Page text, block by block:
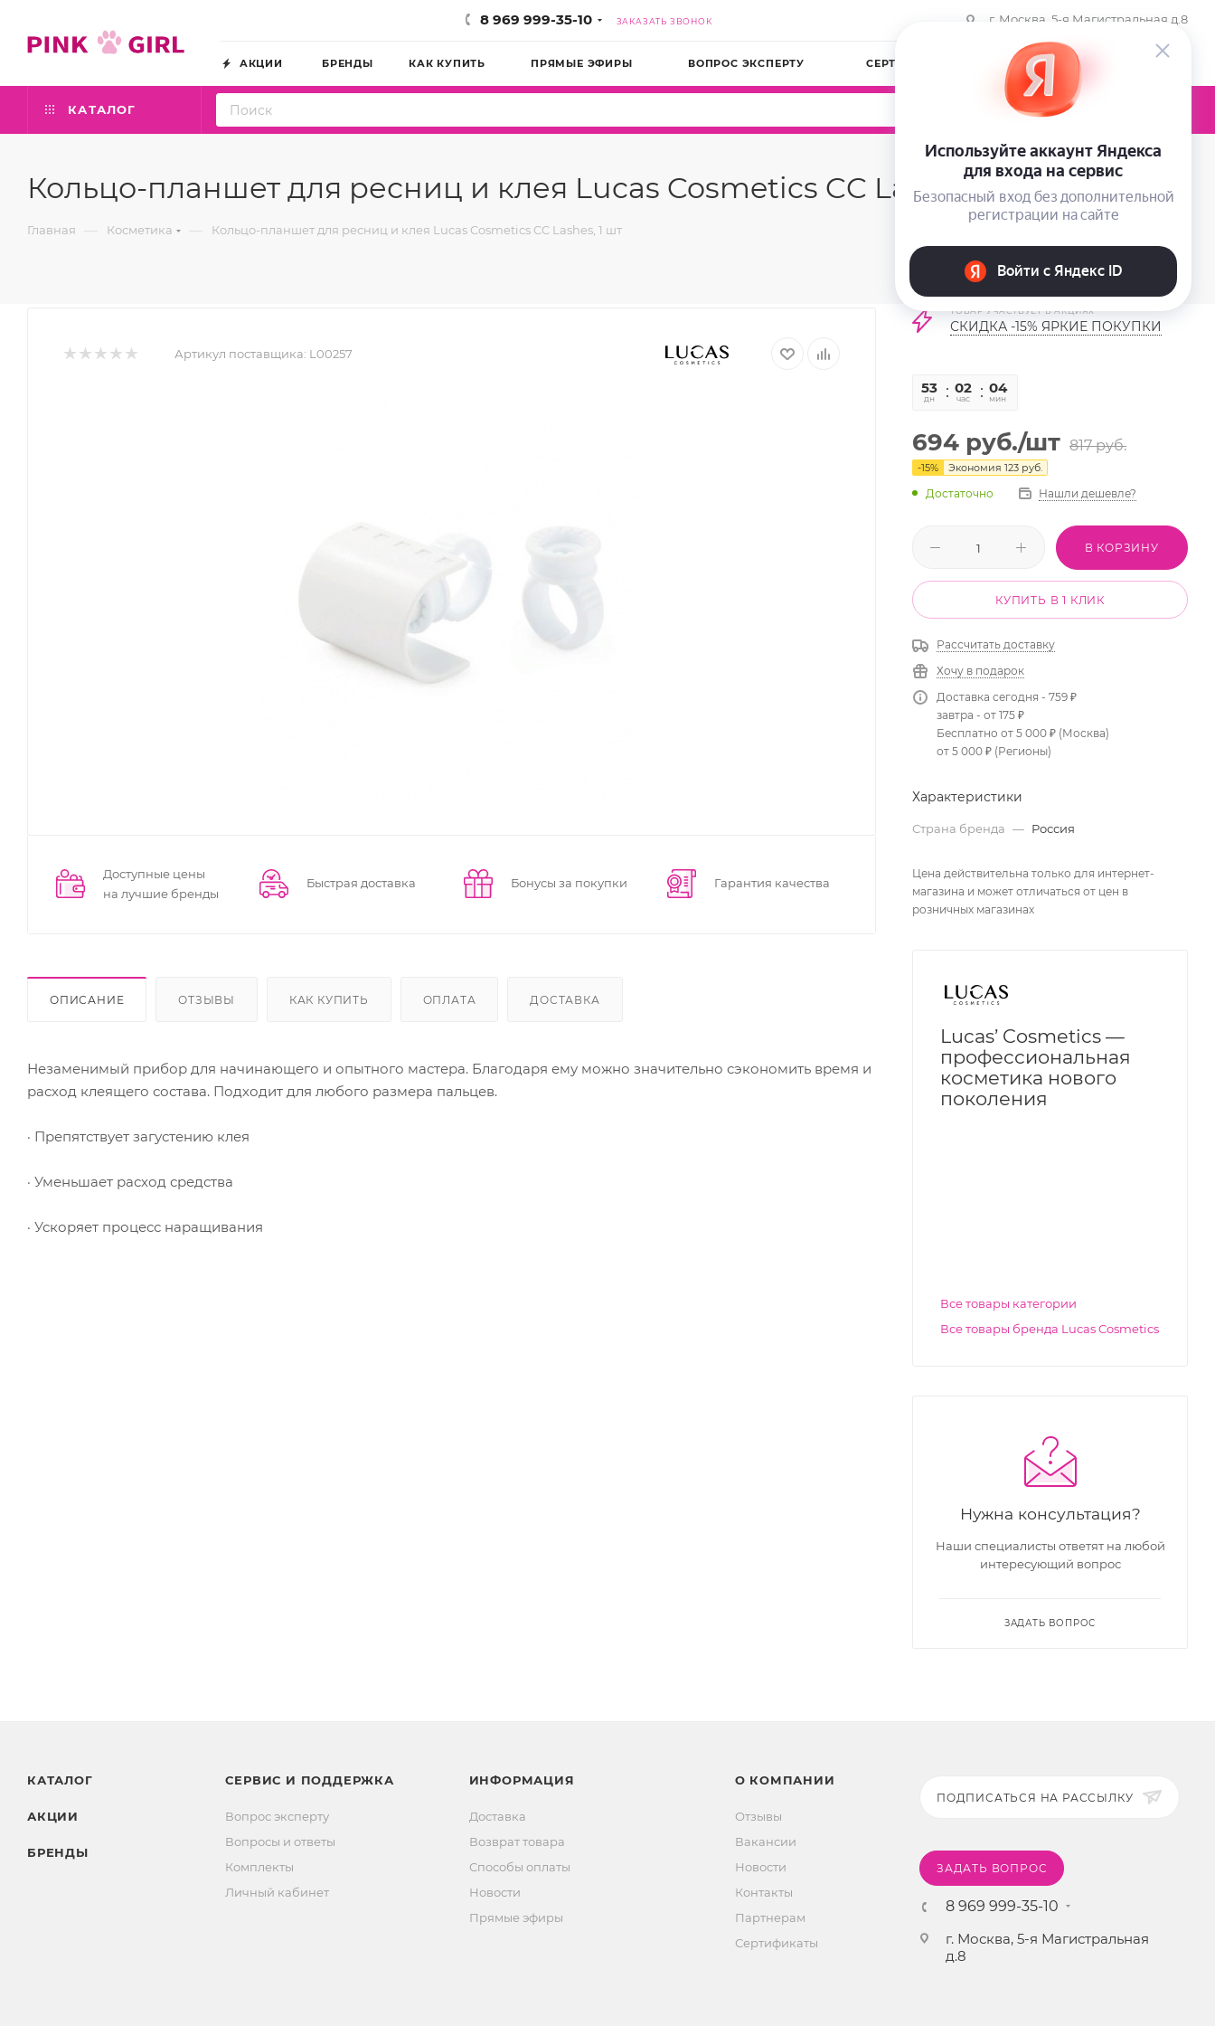
8 969 999-35-10 ЗАКАЗАТЬ ЗВОНОК г. Москва, 5-я Магистральная д.8
АКЦИИ БРЕНДЫ КАК КУПИТЬ ПРЯМЫЕ ЭФИРЫ ВОПРОС ЭКСПЕРТУ СЕРТИФИКАТЫ КОМПАНИЯ
КАТАЛОГ 0
Кольцо-планшет для ресниц и клея Lucas Cosmetics CC Lashes, 1 шт
Главная — Косметика — Кольцо-планшет для ресниц и клея Lucas Cosmetics CC Lashes, 1 шт
Артикул поставщика: L00257
Доступные цены
на лучшие бренды
Быстрая доставка Бонусы за покупки Гарантия качества
ОПИСАНИЕ ОТЗЫВЫ КАК КУПИТЬ ОПЛАТА ДОСТАВКА
Незаменимый прибор для начинающего и опытного мастера. Благодаря ему можно значительно сэкономить время и
расход клеящего состава. Подходит для любого размера пальцев.
· Препятствует загустению клея
· Уменьшает расход средства
· Ускоряет процесс наращивания
ТОВАР УЧАСТВУЕТ В АКЦИЯХ
СКИДКА -15% ЯРКИЕ ПОКУПКИ
53
дн
02
час
04
мин
694 руб./шт 817руб.
-15% Экономия 123 руб.
Достаточно Нашли дешевле?
В КОРЗИНУ
КУПИТЬ В 1 КЛИК
Рассчитать доставку
Хочу в подарок
Доставка сегодня - 759 ₽
завтра - от 175 ₽
Бесплатно от 5 000 ₽ (Москва)
от 5 000 ₽ (Регионы)
Характеристики
Страна бренда — Россия
Цена действительна только для интернет-
магазина и может отличаться от цен в
розничных магазинах
Lucas’ Cosmetics —
профессиональная
косметика нового
поколения
Все товары категории
Все товары бренда Lucas Cosmetics
Нужна консультация?
Наши специалисты ответят на любой
интересующий вопрос
ЗАДАТЬ ВОПРОС
КАТАЛОГ
АКЦИИ
БРЕНДЫ
СЕРВИС И ПОДДЕРЖКА
Вопрос эксперту
Вопросы и ответы
Комплекты
Личный кабинет
ИНФОРМАЦИЯ
Доставка
Возврат товара
Способы оплаты
Новости
Прямые эфиры
О КОМПАНИИ
Отзывы
Вакансии
Новости
Контакты
Партнерам
Сертификаты
ПОДПИСАТЬСЯ НА РАССЫЛКУ
ЗАДАТЬ ВОПРОС
8 969 999-35-10
г. Москва, 5-я Магистральная
д.8